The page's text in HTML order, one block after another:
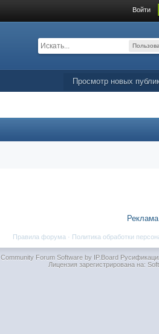
Войти
Просмотр новых
Политика обработки
Правила форума ·
Community Forum Software by IP.Board
Лицензия зарегистрирована на: